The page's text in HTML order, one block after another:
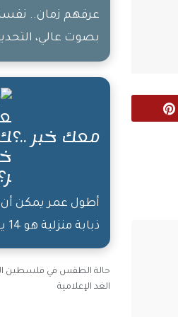
عرفهم زمان..
بصوت عالي،
تبعكم زبالة
معك خبر ..؟
أطول عمر يمكن
ذبابة منزلية هو 14 يوما
حالة الطقس في فلسطين
الغد الإعلامية